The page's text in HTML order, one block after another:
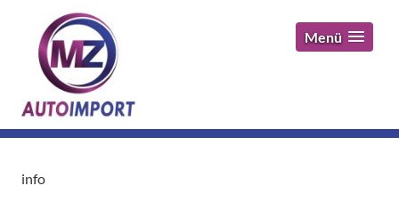
Menü
info